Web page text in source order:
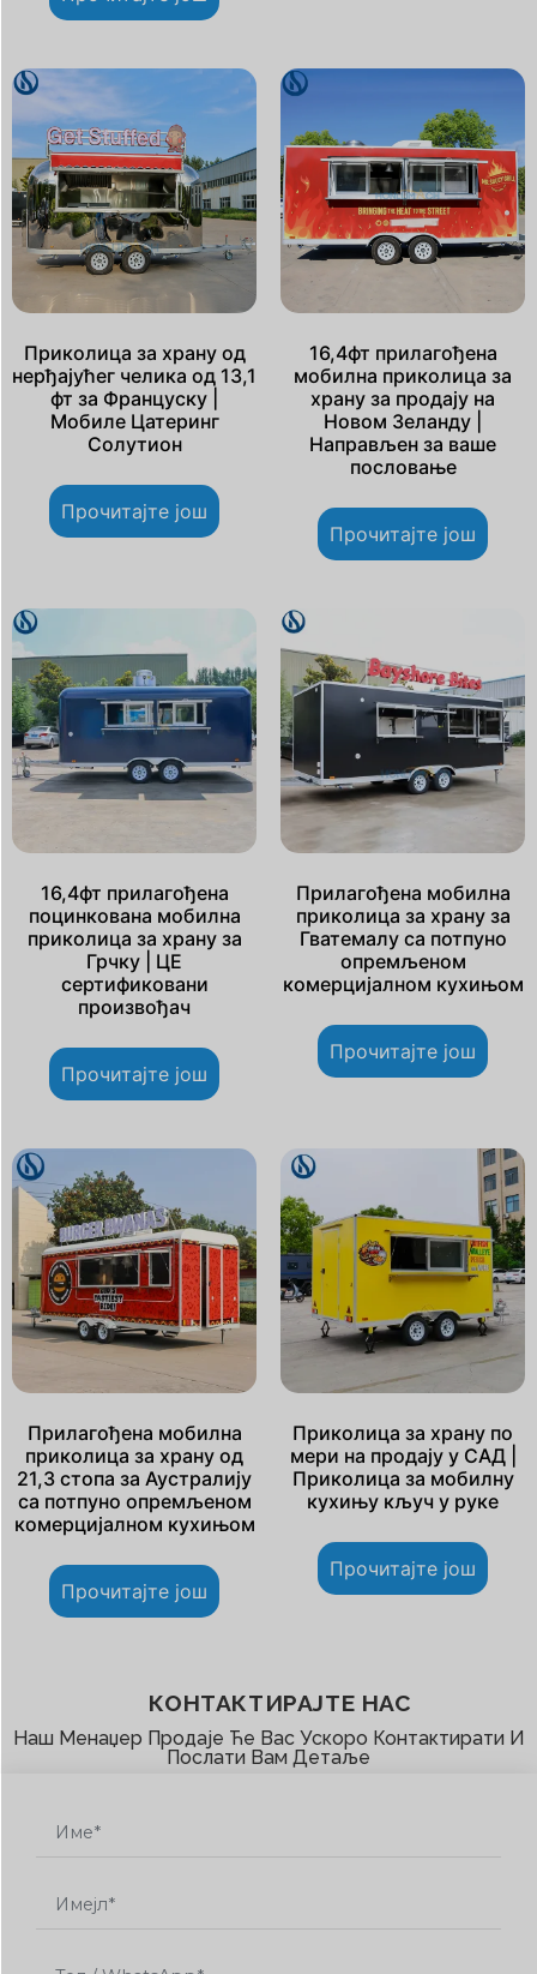
Приколица за храну од
нерђајућег челика од 13,1
фт за Француску |
Мобиле Цатеринг
Солутион
Прочитајте још
16,4фт прилагођена
мобилна приколица за
храну за продају на
Новом Зеланду |
Направљен за ваше
пословање
Прочитајте још
16,4фт прилагођена
поцинкована мобилна
приколица за храну за
Грчку | ЦЕ
сертификовани
произвођач
Прочитајте још
Прилагођена мобилна
приколица за храну за
Гватемалу са потпуно
опремљеном
комерцијалном кухињом
Прочитајте још
Прилагођена мобилна
приколица за храну од
21,3 стопа за Аустралију
са потпуно опремљеном
комерцијалном кухињом
Прочитајте још
Приколица за храну по
мери на продају у САД |
Приколица за мобилну
кухињу кључ у руке
Прочитајте још
КОНТАКТИРАЈТЕ НАС
Наш Менаџер Продаје Ће Вас Ускоро Контактирати И
Послати Вам Детаље